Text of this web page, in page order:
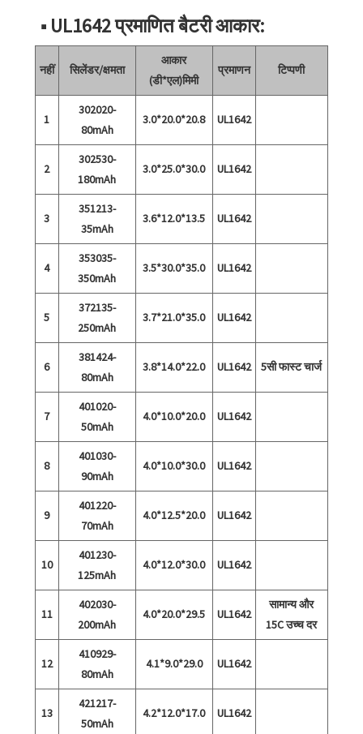
■ UL1642 प्रमाणित बैटरी आकार:
नहीं सिलेंडर/क्षमता
आकार
(डी*एल)मिमी
प्रमाणन टिप्पणी
1
302020-
80mAh
3.0*20.0*20.8 UL1642
2
302530-
180mAh
3.0*25.0*30.0 UL1642
3
351213-
35mAh
3.6*12.0*13.5 UL1642
4
353035-
350mAh
3.5*30.0*35.0 UL1642
5
372135-
250mAh
3.7*21.0*35.0 UL1642
6
381424-
80mAh
3.8*14.0*22.0 UL1642 5सी फास्ट चार्ज
7
401020-
50mAh
4.0*10.0*20.0 UL1642
8
401030-
90mAh
4.0*10.0*30.0 UL1642
9
401220-
70mAh
4.0*12.5*20.0 UL1642
10
401230-
125mAh
4.0*12.0*30.0 UL1642
11
402030-
200mAh
4.0*20.0*29.5 UL1642
सामान्य और
15C उच्च दर
12
410929-
80mAh
4.1*9.0*29.0 UL1642
13
421217-
50mAh
4.2*12.0*17.0 UL1642